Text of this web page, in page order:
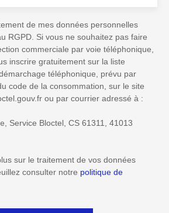
de mes données personnelles
RGPD. Si vous ne souhaitez pas faire
commerciale par voie téléphonique,
inscrire gratuitement sur la liste
téléphonique, prévu par
code de la consommation, sur le site
ou par courrier adressé à :
Service Bloctel, CS 61311, 41013
sur le traitement de vos données
consulter notre politique de